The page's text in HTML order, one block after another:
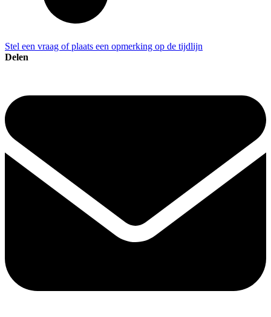
Stel een vraag of plaats een opmerking op de tijdlijn
Delen